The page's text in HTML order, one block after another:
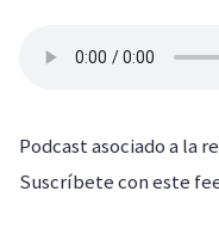
Podcast asociado a la
Suscríbete con este